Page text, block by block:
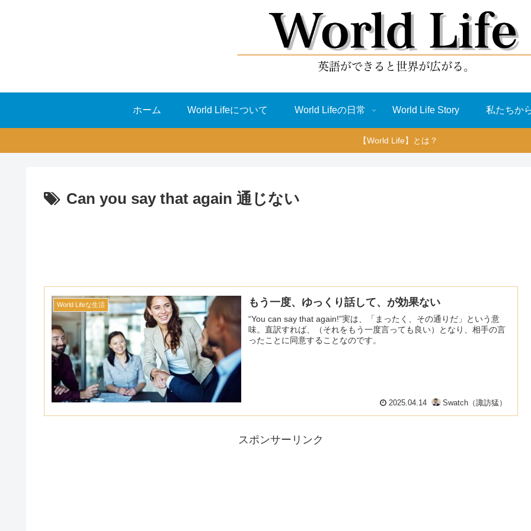
ホーム World Lifeについて World Lifeの日常 World Life Story 私たちか
【World Life】とは？
Can you say that again 通じない
World Lifeな生活 もう一度、ゆっくり話して、が効果ない
“You can say that again!”実は、「まったく、その通りだ」という意
味。直訳すれば、（それをもう一度言っても良い）となり、相手の言
ったことに同意することなのです。
2025.04.14 Swatch（諏訪猛）
スポンサーリンク